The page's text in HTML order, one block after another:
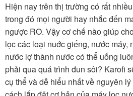
Hiện nay trên thị trường có rất
trong đó mọi người hay nhắc đến
ngược RO. Vậy cơ chế nào giúp
lọc các loại nuớc giếng, nước máy,
nước lợ thành nước có thể uống
phải qua quá trình đun sôi? Karofi
cụ thể và dễ hiểu nhất về nguyên